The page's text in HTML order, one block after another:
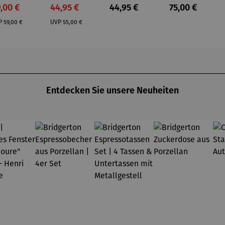
n |
€
Regulärer Preis:
59,00 €
Verkaufspreis:
44,95 €
UVP Regulärer Preis:
55,00 €
Regulärer Preis:
44,95 € Regulärer
75,00 €
Entdecken Sie unsere Neuheiten